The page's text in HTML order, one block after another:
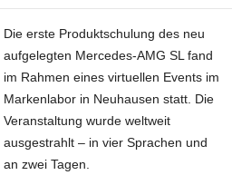
Die erste Produktschulung des neu
aufgelegten Mercedes-AMG SL fand
im Rahmen eines virtuellen Events im
Markenlabor in Neuhausen statt. Die
Veranstaltung wurde weltweit
ausgestrahlt – in vier Sprachen und
an zwei Tagen.